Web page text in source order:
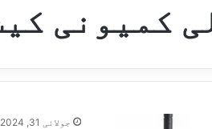
کمیونی
جولائی 31, 2024